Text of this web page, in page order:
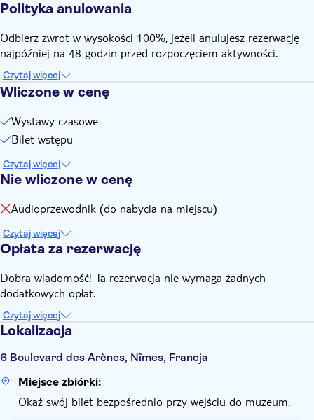
Polityka anulowania
Odbierz zwrot w wysokości 100%, jeżeli anulujesz rezerwację
najpóźniej na 48 godzin przed rozpoczęciem aktywności.
Czytaj więcej
Wliczone w cenę
Wystawy czasowe
Bilet wstępu
Czytaj więcej
Nie wliczone w cenę
Audioprzewodnik (do nabycia na miejscu)
Czytaj więcej
Opłata za rezerwację
Dobra wiadomość! Ta rezerwacja nie wymaga żadnych
dodatkowych opłat.
Czytaj więcej
Lokalizacja
6 Boulevard des Arènes, Nîmes, Francja
Miejsce zbiórki:
Okaż swój bilet bezpośrednio przy wejściu do muzeum.